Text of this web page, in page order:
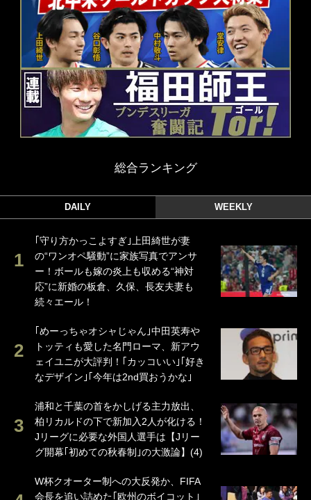
総合ランキング
DAILY WEEKLY
｢守り方かっこよすぎ｣上田綺世が妻
の“ワンオペ騒動”に家族写真でアンサ
ー！ボールも嫁の炎上も収める“神対
応”に新婚の板倉、久保、長友夫妻も
続々エール！
｢めーっちゃオシャじゃん｣中田英寿や
トッティも愛した名門ローマ、新アウ
ェイユニが大評判！｢カッコいい｣｢好き
なデザイン｣｢今年は2nd買おうかな｣
浦和と千葉の首をかしげる主力放出、
柏リカルドの下で新加入2人が化ける！
Jリーグに必要な外国人選手は【Jリー
グ開幕｢初めての秋春制｣の大激論】(4)
W杯クオーター制への大反発か、FIFA
会長を追い詰めた｢欧州のボイコット｣